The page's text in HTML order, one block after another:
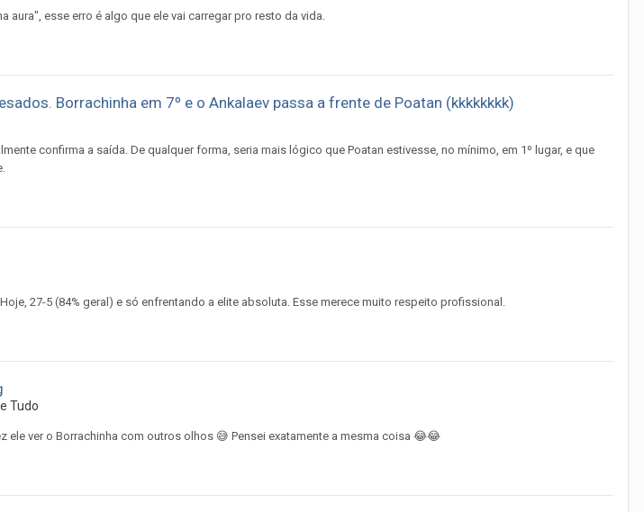
aura", esse erro é algo que ele vai carregar pro resto da vida.
Borrachinha em 7º e o Ankalaev passa a frente de Poatan (kkkkkkkk)
confirma a saída. De qualquer forma, seria mais lógico que Poatan estivesse, no mínimo, em 1º lugar, e que
27-5 (84% geral) e só enfrentando a elite absoluta. Esse merece muito respeito profissional.
Tudo
ele ver o Borrachinha com outros olhos 😅 Pensei exatamente a mesma coisa 😂😂